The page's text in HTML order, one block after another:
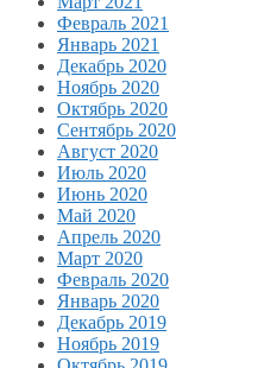
Февраль 2021
Январь 2021
Декабрь 2020
Ноябрь 2020
Октябрь 2020
Сентябрь 2020
Август 2020
Июль 2020
Июнь 2020
Май 2020
Апрель 2020
Март 2020
Февраль 2020
Январь 2020
Декабрь 2019
Ноябрь 2019